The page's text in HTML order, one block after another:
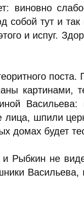
виновно
собой тут и
и испуг.
картинами,
лица, шпили
домах будет
Рыбкин не